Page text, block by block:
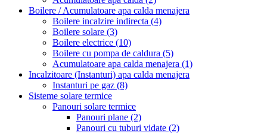
Boilere / Acumulatoare apa calda menajera
Boilere incalzire indirecta (4)
Boilere solare (3)
Boilere electrice (10)
Boilere cu pompa de caldura (5)
Acumulatoare apa calda menajera (1)
Incalzitoare (Instanturi) apa calda menajera
Instanturi pe gaz (8)
Sisteme solare termice
Panouri solare termice
Panouri plane (2)
Panouri cu tuburi vidate (2)